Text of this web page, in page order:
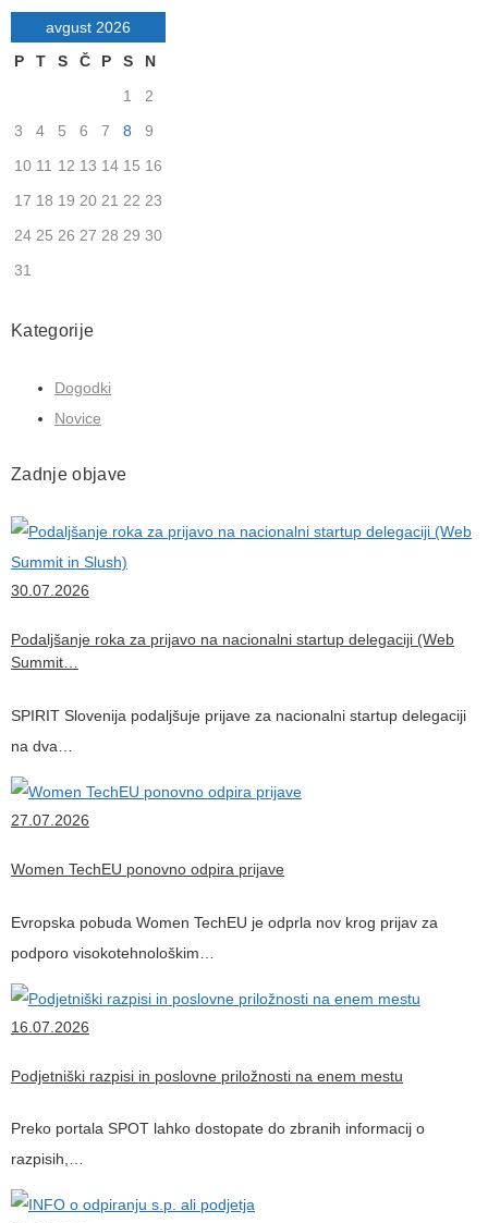
avgust 2026
P
T S Č P S
N
1
2
3
4 5 6 7 8
9
10 11 12 13 14 15 16
17 18 19 20 21 22 23
24 25 26 27 28 29 30
31
Kategorije
Dogodki
Novice
Zadnje objave
30.07.2026
Podaljšanje roka za prijavo na nacionalni startup delegaciji (Web
Summit…
SPIRIT Slovenija podaljšuje prijave za nacionalni startup delegaciji
na dva…
27.07.2026
Women TechEU ponovno odpira prijave
Evropska pobuda Women TechEU je odprla nov krog prijav za
podporo visokotehnološkim…
16.07.2026
Podjetniški razpisi in poslovne priložnosti na enem mestu
Preko portala SPOT lahko dostopate do zbranih informacij o
razpisih,…